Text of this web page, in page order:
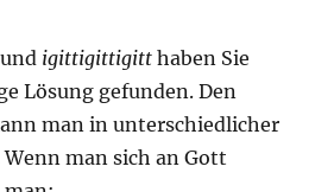
und igittigittigitt haben Sie
Lösung gefunden. Den
man in unterschiedlicher
Wenn man sich an Gott